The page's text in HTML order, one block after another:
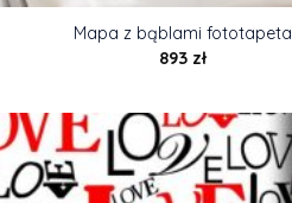
Mapa z bąblami fototapeta
893 zł